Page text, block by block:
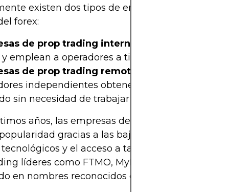
existen dos tipos de empresas de prop
forex:
de prop trading internas:
emplean a operadores a tiempo completo.
de prop trading remotas o en línea:
independientes obtener capital de forma
sin necesidad de trabajar presencialmente.
años, las empresas de prop trading
gracias a las bajas barreras de
y el acceso a talento global.
líderes como FTMO, MyForexFunds y The
en nombres reconocidos en este sector.